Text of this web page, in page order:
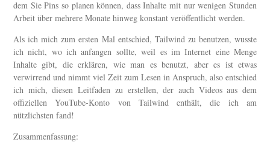
dem Sie Pins so planen können, dass Inhalte mit nur wenigen Stunden
Arbeit über mehrere Monate hinweg konstant veröffentlicht werden.
Als ich mich zum ersten Mal entschied, Tailwind zu benutzen, wusste
ich nicht, wo ich anfangen sollte, weil es im Internet eine Menge
Inhalte gibt, die erklären, wie man es benutzt, aber es ist etwas
verwirrend und nimmt viel Zeit zum Lesen in Anspruch, also entschied
ich mich, diesen Leitfaden zu erstellen, der auch Videos aus dem
offiziellen YouTube-Konto von Tailwind enthält, die ich am
nützlichsten fand!
Zusammenfassung: